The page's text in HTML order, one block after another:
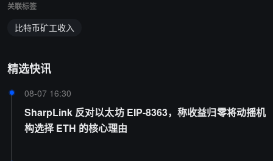
关联标签
比特币矿工收入
精选快讯
08-07 16:30
SharpLink 反对以太坊 EIP-8363，称收益归零将动摇机
构选择 ETH 的核心理由